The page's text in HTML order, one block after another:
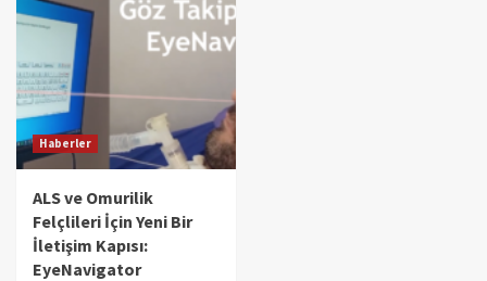
Haberler
ALS ve Omurilik
Felçlileri İçin Yeni Bir
İletişim Kapısı:
EyeNavigator